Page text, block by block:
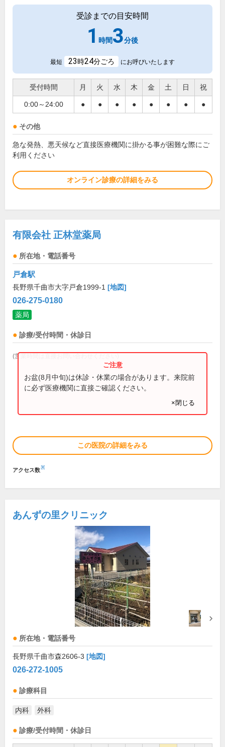
受診までの目安時間
1 時間3分後
最短 23時24分ごろ にお呼びいたします
受付時間 月 火 水 木 金 土 日 祝
0:00～24:00 ● ● ● ● ● ● ● ●
その他
急な発熱、悪天候など直接医療機関に掛かる事が困難な際にご
利用ください
オンライン診療の詳細をみる
有限会社 正林堂薬局
所在地・電話番号
戸倉駅
長野県千曲市大字戸倉1999-1 [地図]
026-275-0180
薬局
診療/受付時間・休診日
(営業時間は直接お問い合わせください)
お盆(8月中旬)は休診・休業の場合があります。来院前
に必ず医療機関に直接ご確認ください。
×閉じる
この医院の詳細をみる
アクセス数※
あんずの里クリニック
所在地・電話番号
長野県千曲市森2606-3 [地図]
026-272-1005
診療科目
内科 外科
診療/受付時間・休診日